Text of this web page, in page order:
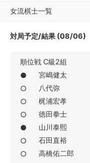
女流棋士一覧
対局予定/結果 (08/06)
順位戦 C級2組
●
宮嶋健太
○
八代弥
○
梶浦宏孝
○
徳田拳士
●
山川泰熙
○
石田直裕
○
高橋佑二郎